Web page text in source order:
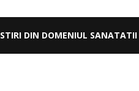
STIRI DIN DOMENIUL